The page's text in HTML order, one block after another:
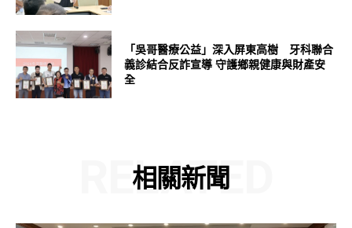
「吳哥醫療公益」深入屏東高樹 牙科聯合
義診結合反詐宣導 守護鄉親健康與財產安
全
相關新聞
RELATED